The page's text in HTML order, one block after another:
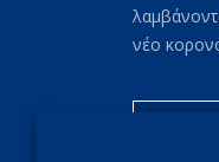
νέο